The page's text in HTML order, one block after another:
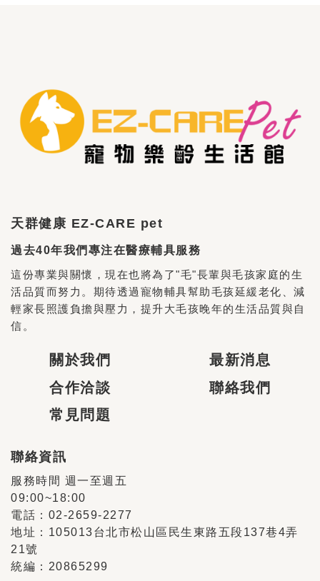
天群健康 EZ-CARE pet
過去40年我們專注在醫療輔具服務
這份專業與關懷，現在也將為了"毛"長輩與毛孩家庭的生
活品質而努力。期待透過寵物輔具幫助毛孩延緩老化、減
輕家長照護負擔與壓力，提升大毛孩晚年的生活品質與自
信。
關於我們
合作洽談
常見問題
最新消息
聯絡我們
聯絡資訊
服務時間 週一至週五
09:00~18:00
電話：02-2659-2277
地址：105013台北市松山區民生東路五段137巷4弄
21號
統編：20865299